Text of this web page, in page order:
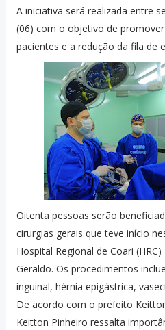
A iniciativa será realizada entre
(06) com o objetivo de
pacientes e a redução da fila de
Oitenta pessoas serão
cirurgias gerais que teve início
Hospital Regional de Coari
Geraldo. Os procedimentos
inguinal, hérnia epigástrica,
De acordo com o prefeito
Keitton Pinheiro ressalta